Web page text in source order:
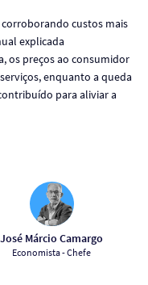
custos mais
explicada
os preços ao consumidor
enquanto a queda
para aliviar a
José Márcio Camargo
Economista - Chefe